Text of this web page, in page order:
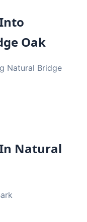
Oak
Natural Bridge
Natural